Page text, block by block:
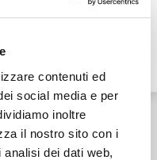
contenuti ed
social media e per
inoltre
il nostro sito con i
dei dati web,
Cookie Policy